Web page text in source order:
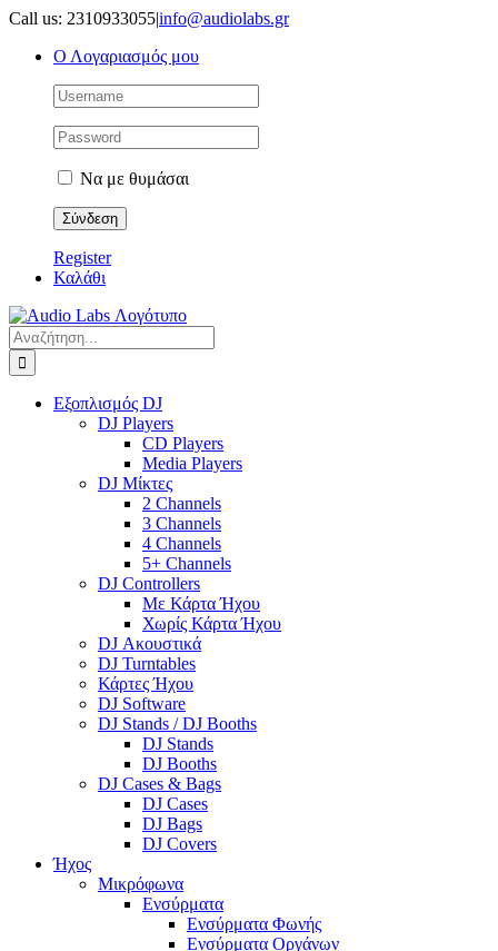
Μετάβαση
περιεχόμενο
Call us: 2310933055|info@audiolabs.gr
Ο Λογαριασμός μου
Να με θυμάσαι
Register
Καλάθι
Αναζήτηση
για:
Εξοπλισμός DJ
DJ Players
CD Players
Media Players
DJ Μίκτες
2 Channels
3 Channels
4 Channels
5+ Channels
DJ Controllers
Με Κάρτα Ήχου
Χωρίς Κάρτα Ήχου
DJ Ακουστικά
DJ Turntables
Κάρτες Ήχου
DJ Software
DJ Stands / DJ Booths
DJ Stands
DJ Booths
DJ Cases & Bags
DJ Cases
DJ Bags
DJ Covers
Ήχος
Μικρόφωνα
Ενσύρματα
Ενσύρματα Φωνής
Ενσύρματα Οργάνων